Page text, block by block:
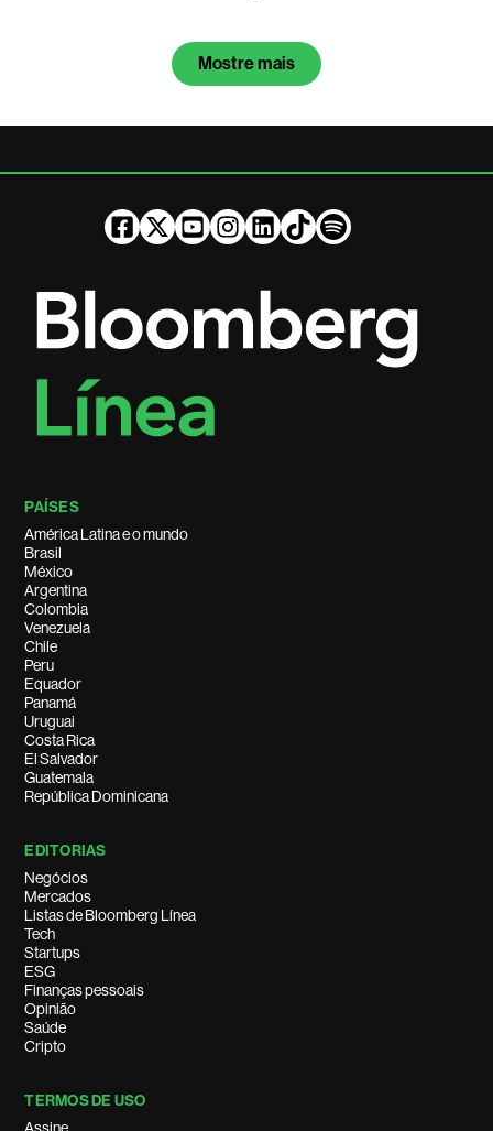
Mostre mais
PAÍSES
América Latina e o mundo
Brasil
México
Argentina
Colombia
Venezuela
Chile
Peru
Equador
Panamá
Uruguai
Costa Rica
El Salvador
Guatemala
República Dominicana
EDITORIAS
Negócios
Mercados
Listas de Bloomberg Línea
Tech
Startups
ESG
Finanças pessoais
Opinião
Saúde
Cripto
TERMOS DE USO